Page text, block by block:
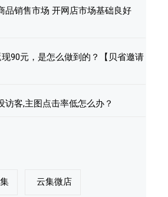
品销售市场 开网店市场基础良好
90元，是怎么做到的？【贝省邀请
访客,主图点击率低怎么办？
云集微店